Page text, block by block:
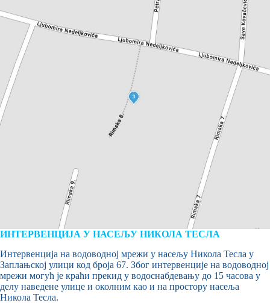
ИНТЕРВЕНЦИЈА У НАСЕЉУ НИКОЛА ТЕСЛА
Интервенција на водоводној мрежи у насељу Никола Тесла у
Заплањској улици код броја 67. Због интервенције на водоводној
мрежи могућ је краћи прекид у водоснабдевању до 15 часова у
делу наведене улице и околним као и на простору насеља
Никола Тесла.